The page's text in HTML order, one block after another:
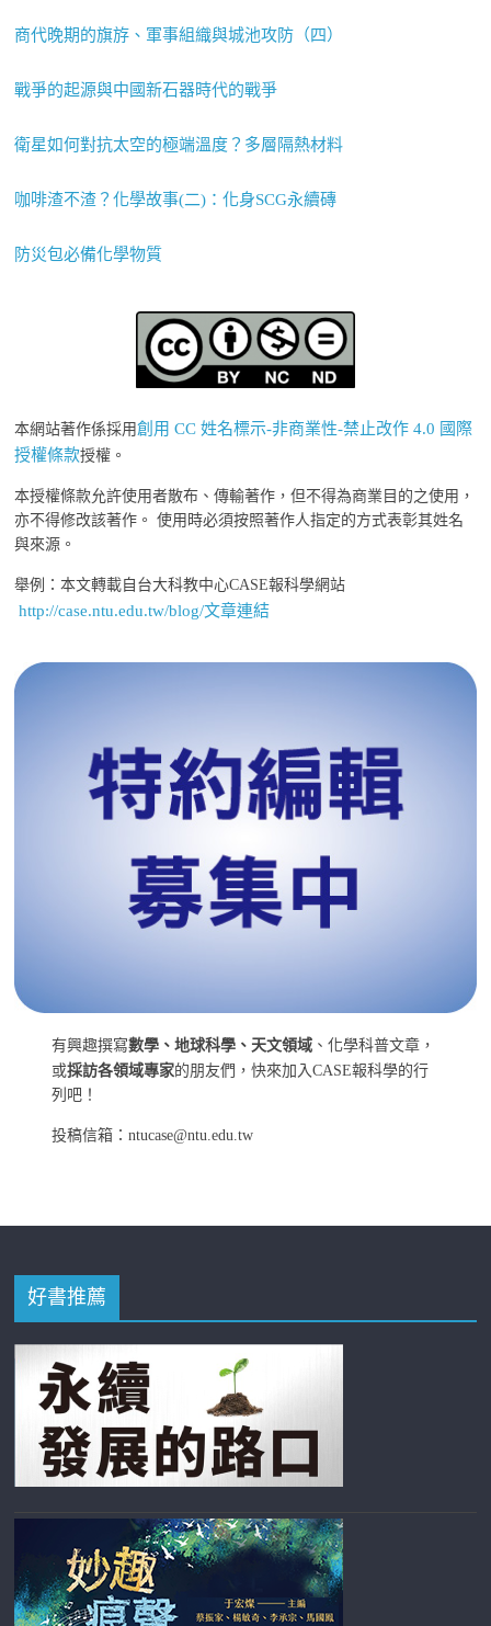
商代晚期的旗斿、軍事組織與城池攻防（四）
戰爭的起源與中國新石器時代的戰爭
衛星如何對抗太空的極端溫度？多層隔熱材料
咖啡渣不渣？化學故事(二)：化身SCG永續磚
防災包必備化學物質
本網站著作係採用創用 CC 姓名標示-非商業性-禁止改作 4.0 國際
授權條款授權。
本授權條款允許使用者散布、傳輸著作，但不得為商業目的之使用，
亦不得修改該著作。 使用時必須按照著作人指定的方式表彰其姓名
與來源。
舉例：本文轉載自台大科教中心CASE報科學網站
http://case.ntu.edu.tw/blog/文章連結
有興趣撰寫數學、地球科學、天文領域 、化學科普文章，
或採訪各領域專家的朋友們，快來加入CASE報科學的行
列吧！
投稿信箱：ntucase@ntu.edu.tw
好書推薦